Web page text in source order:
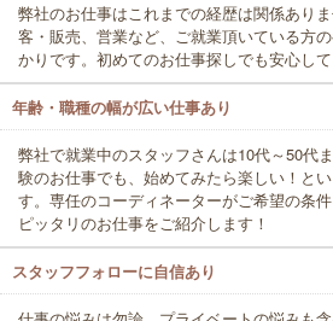
弊社のお仕事はこれまでの経歴は関係あり
客・販売、営業など、ご就業頂いている方
かりです。初めてのお仕事探しでも安心して
年齢・職種の幅が広い仕事あり
弊社で就業中のスタッフさんは10代～50代
験のお仕事でも、始めてみたら楽しい！と
す。専任のコーディネーターがご希望の条件
ピッタリのお仕事をご紹介します！
スタッフフォローに自信あり